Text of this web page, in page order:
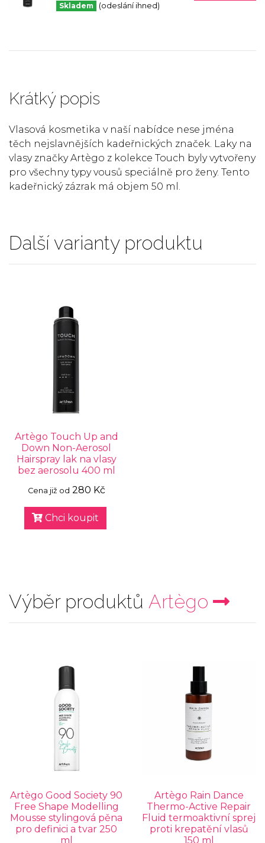
Skladem (odeslání ihned)
Krátký popis
Vlasová kosmetika v naší nabídce nese jména
těch nejslavnějších kadeřnických značek. Laky na
vlasy značky Artègo z kolekce Touch byly vytvořeny
pro všechny typy vousů speciálně pro ženy. Tento
kadeřnický zázrak má objem 50 ml.
Další varianty produktu
Artègo Touch Up and
Down Non-Aerosol
Hairspray lak na vlasy
bez aerosolu 400 ml
Cena již od 280 Kč
Chci koupit
Výběr produktů Artègo
Artègo Good Society 90
Free Shape Modelling
Mousse stylingová pěna
pro definici a tvar 250
ml
Artègo Rain Dance
Thermo-Active Repair
Fluid termoaktivní sprej
proti krepatění vlasů
150 ml